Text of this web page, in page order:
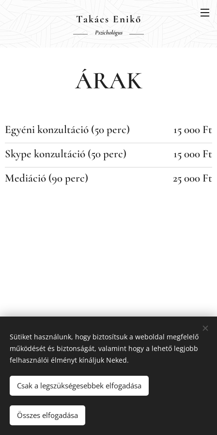
Takács Enikő
Pszichológus
ÁRAK
Egyéni konzultáció (50 perc)
15 000 Ft
Skype konzultáció (50 perc)
15 000 Ft
Mediáció (90 perc)
25 000 Ft
Az oldalt a
Sütiket használunk, hogy biztosítsuk a weboldal megfelelő
működését és biztonságát, valamint hogy a lehető legjobb
felhasználói élményt kínáljuk Neked.
Csak a legszükségesebbek elfogadása
Összes elfogadása